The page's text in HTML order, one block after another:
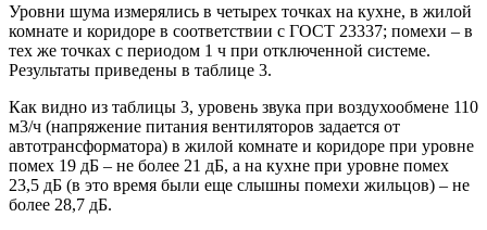
Уровни шума измерялись в четырех точках на кухне, в жилой
комнате и коридоре в соответствии с ГОСТ 23337; помехи – в
тех же точках с периодом 1 ч при отключенной системе.
Результаты приведены в таблице 3.
Как видно из таблицы 3, уровень звука при воздухообмене 110
м3/ч (напряжение питания вентиляторов задается от
автотрансформатора) в жилой комнате и коридоре при уровне
помех 19 дБ – не более 21 дБ, а на кухне при уровне помех
23,5 дБ (в это время были еще слышны помехи жильцов) – не
более 28,7 дБ.